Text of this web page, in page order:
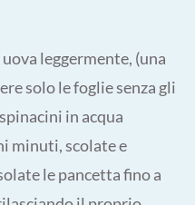
leggermente, (una
solo le foglie senza gli
in acqua
minuti, scolate e
le pancetta fino a